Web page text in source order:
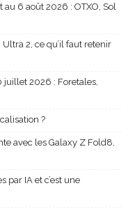
6 août 2026 : OTXO, Sol
2, ce qu’il faut retenir
juillet 2026 : Foretales,
?
avec les Galaxy Z Fold8,
par IA et c’est une